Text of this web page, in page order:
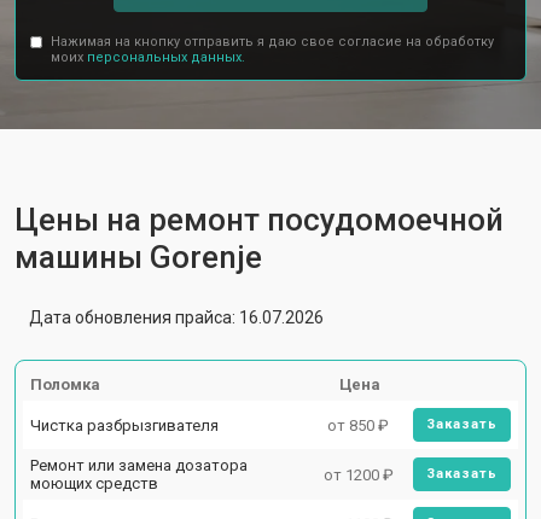
Нажимая на кнопку отправить я даю свое согласие на обработку
моих персональных данных.
Цены на ремонт посудомоечной
машины Gorenje
Дата обновления прайса: 16.07.2026
Поломка Цена
Чистка разбрызгивателя от 850 ₽ Заказать
Ремонт или замена дозатора
моющих средств
от 1200 ₽ Заказать